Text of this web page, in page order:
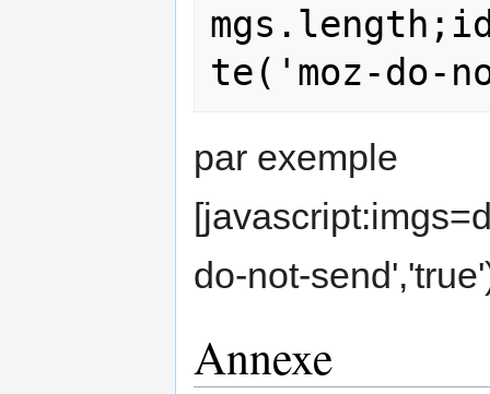
par exemple
do-not-
Annexe